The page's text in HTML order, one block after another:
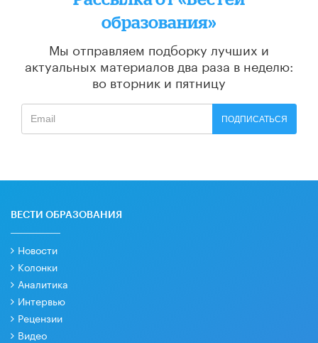
образования»
Мы отправляем подборку лучших и
актуальных материалов два раза в неделю:
во вторник и пятницу
ПОДПИСАТЬСЯ
ВЕСТИ ОБРАЗОВАНИЯ
Новости
Колонки
Аналитика
Интервью
Рецензии
Видео